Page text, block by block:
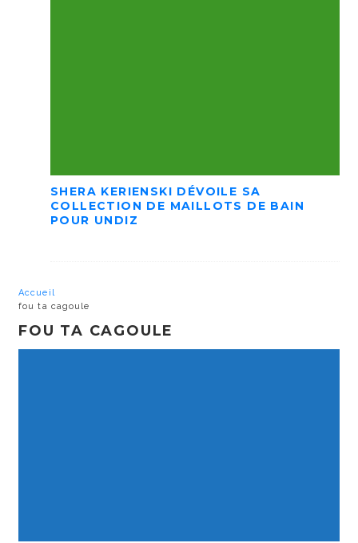
SHERA KERIENSKI DÉVOILE SA
COLLECTION DE MAILLOTS DE BAIN
POUR UNDIZ
Accueil
fou ta cagoule
FOU TA CAGOULE